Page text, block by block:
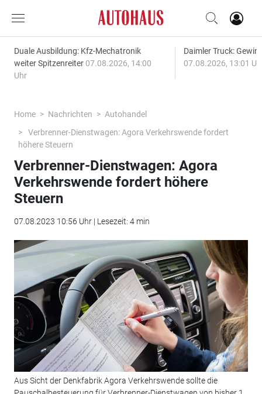
Duale Ausbildung: Kfz-Mechatronik
weiter Spitzenreiter 07.08.2026, 14:00
Uhr
Daimler Truck:
07.08.2026, 13:01
Home Nachrichten
Autohandel
Verbrenner-Dienstwagen: Agora Verkehrswende fordert
höhere Steuern
Verbrenner-Dienstwagen: Agora
Verkehrswende fordert höhere
Steuern
07.08.2023 10:56 Uhr | Lesezeit: 4 min
Aus Sicht der Denkfabrik Agora Verkehrswende sollte die